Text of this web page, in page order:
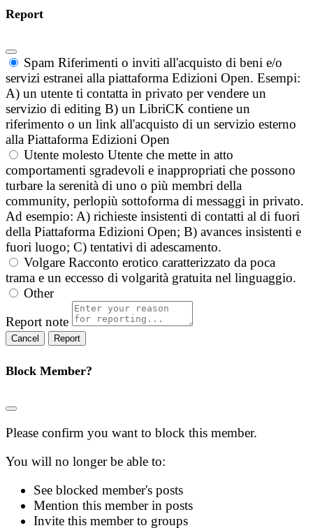
Report
Spam Riferimenti o inviti all'acquisto di beni e/o
servizi estranei alla piattaforma Edizioni Open. Esempi:
A) un utente ti contatta in privato per vendere un
servizio di editing B) un LibriCK contiene un
riferimento o un link all'acquisto di un servizio esterno
alla Piattaforma Edizioni Open
Utente molesto Utente che mette in atto
comportamenti sgradevoli e inappropriati che possono
turbare la serenità di uno o più membri della
community, perlopiù sottoforma di messaggi in privato.
Ad esempio: A) richieste insistenti di contatti al di fuori
della Piattaforma Edizioni Open; B) avances insistenti e
fuori luogo; C) tentativi di adescamento.
Volgare Racconto erotico caratterizzato da poca
trama e un eccesso di volgarità gratuita nel linguaggio.
Other
Report note
Report
Block Member?
Please confirm you want to block this member.
You will no longer be able to:
See blocked member's posts
Mention this member in posts
Invite this member to groups